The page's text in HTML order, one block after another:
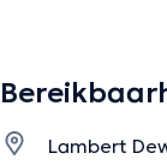
Lambert